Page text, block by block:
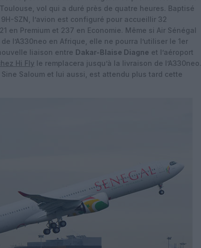
vol qui a duré près de quatre heures. Baptisé
SZN, l’avion est configuré pour accueillir 32
en Premium et 237 en Economie. Même si Air Sénégal
l’A330neo en Afrique, elle ne pourra l’utiliser le 1er
liaison entre Dakar-Blaise Diagne et l’aéroport
Hi Fly le remplacera jusqu’à la livraison de l’A330neo.
Saloum et lui aussi, est attendu plus tard cette